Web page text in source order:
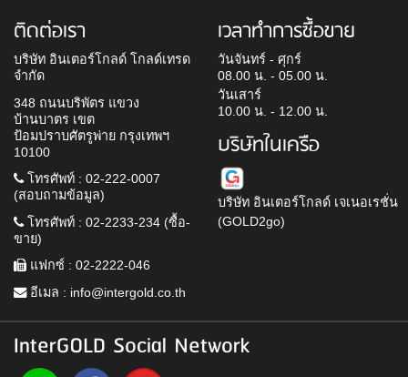
ติดต่อเรา
บริษัท อินเตอร์โกลด์ โกลด์เทรด
จำกัด
348 ถนนบริพัตร แขวง
บ้านบาตร เขต
ป้อมปราบศัตรูพ่าย กรุงเทพฯ
10100
โทรศัพท์ : 02-222-0007
(สอบถามข้อมูล)
โทรศัพท์ : 02-2233-234 (ซื้อ-
ขาย)
แฟกซ์ : 02-2222-046
อีเมล : info@intergold.co.th
เวลาทำการซื้อขาย
วันจันทร์ - ศุกร์
08.00 น. - 05.00 น.
วันเสาร์
10.00 น. - 12.00 น.
บริษัทในเครือ
บริษัท อินเตอร์โกลด์ เจเนอเรชั่น
(GOLD2go)
InterGOLD Social Network